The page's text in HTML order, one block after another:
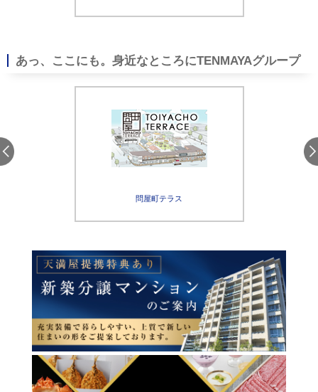
あっ、ここにも。身近なところにTENMAYAグループ
問屋町テラス